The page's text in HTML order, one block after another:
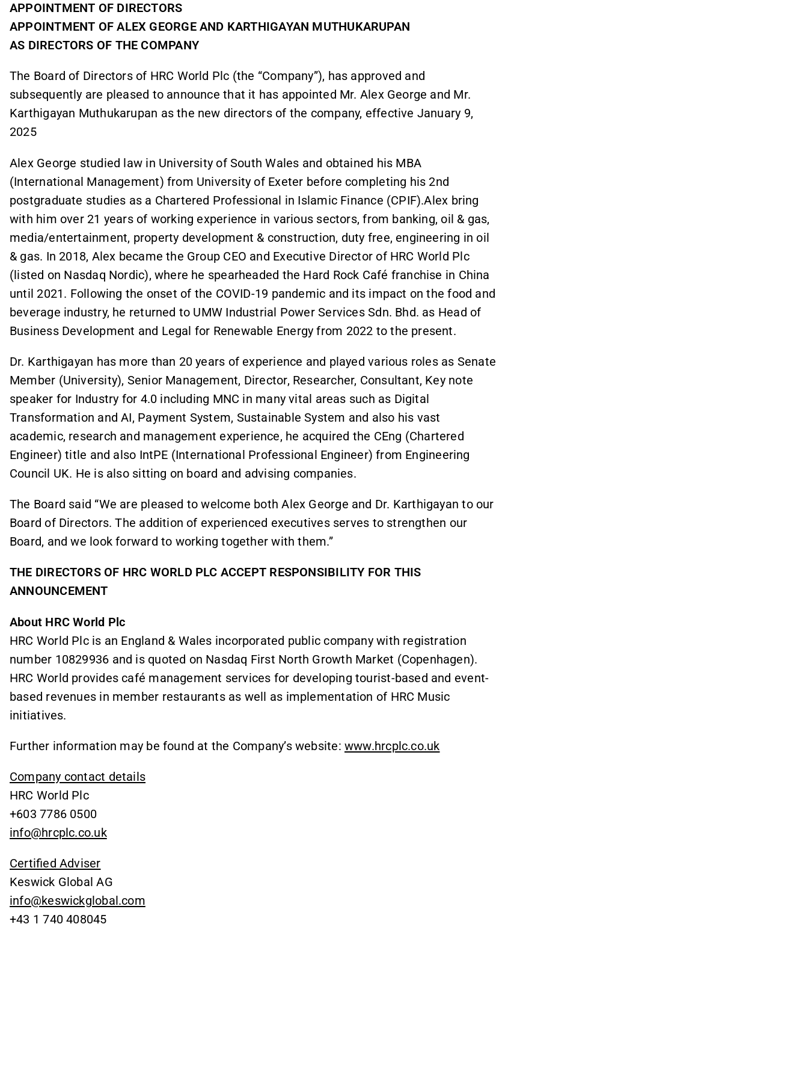
APPOINTMENT OF DIRECTORS
APPOINTMENT OF ALEX GEORGE AND KARTHIGAYAN MUTHUKARUPAN
AS DIRECTORS OF THE COMPANY
The Board of Directors of HRC World Plc (the “Company”), has approved and
subsequently are pleased to announce that it has appointed Mr. Alex George and Mr.
Karthigayan Muthukarupan as the new directors of the company, effective January 9,
2025
Alex George studied law in University of South Wales and obtained his MBA
(International Management) from University of Exeter before completing his 2nd
postgraduate studies as a Chartered Professional in Islamic Finance (CPIF).Alex bring
with him over 21 years of working experience in various sectors, from banking, oil & gas,
media/entertainment, property development & construction, duty free, engineering in oil
& gas. In 2018, Alex became the Group CEO and Executive Director of HRC World Plc
(listed on Nasdaq Nordic), where he spearheaded the Hard Rock Café franchise in China
until 2021. Following the onset of the COVID-19 pandemic and its impact on the food and
beverage industry, he returned to UMW Industrial Power Services Sdn. Bhd. as Head of
Business Development and Legal for Renewable Energy from 2022 to the present.
Dr. Karthigayan has more than 20 years of experience and played various roles as Senate
Member (University), Senior Management, Director, Researcher, Consultant, Key note
speaker for Industry for 4.0 including MNC in many vital areas such as Digital
Transformation and AI, Payment System, Sustainable System and also his vast
academic, research and management experience, he acquired the CEng (Chartered
Engineer) title and also IntPE (International Professional Engineer) from Engineering
Council UK. He is also sitting on board and advising companies.
The Board said “We are pleased to welcome both Alex George and Dr. Karthigayan to our
Board of Directors. The addition of experienced executives serves to strengthen our
Board, and we look forward to working together with them.”
THE DIRECTORS OF HRC WORLD PLC ACCEPT RESPONSIBILITY FOR THIS
ANNOUNCEMENT
About HRC World Plc
HRC World Plc is an England & Wales incorporated public company with registration
number 10829936 and is quoted on Nasdaq First North Growth Market (Copenhagen).
HRC World provides café management services for developing tourist-based and event-
based revenues in member restaurants as well as implementation of HRC Music
initiatives.
Further information may be found at the Company’s website: www.hrcplc.co.uk
Company contact details
HRC World Plc
+603 7786 0500
info@hrcplc.co.uk
Certified Adviser
Keswick Global AG
info@keswickglobal.com
+43 1 740 408045